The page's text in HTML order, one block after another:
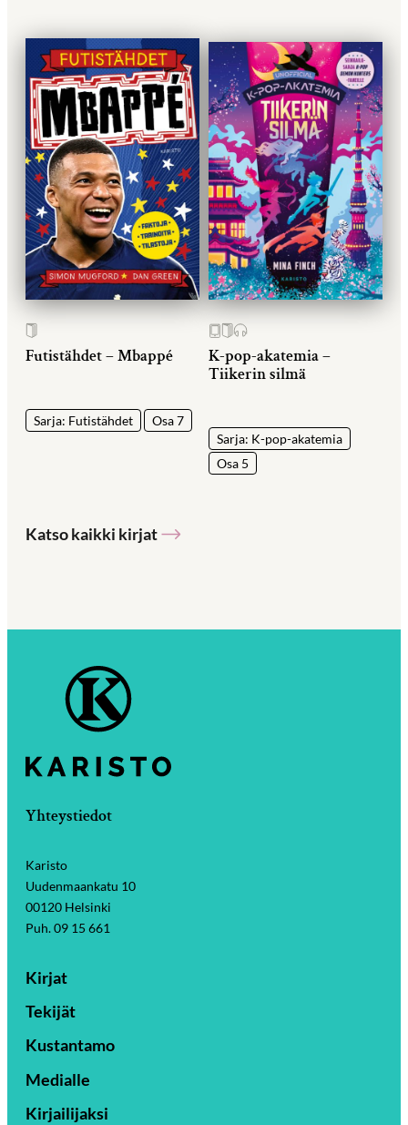
Futistähdet – Mbappé
Sarja: Futistähdet Osa 7
K-pop-akatemia –
Tiikerin silmä
Sarja: K-pop-akatemia
Osa 5
Katso kaikki kirjat
Yhteystiedot
Karisto
Uudenmaankatu 10
00120 Helsinki
Puh. 09 15 661
Kirjat
Tekijät
Kustantamo
Medialle
Kirjailijaksi